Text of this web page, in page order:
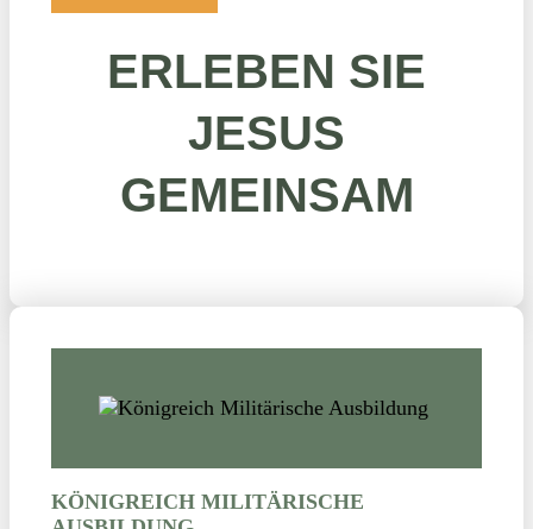
ERLEBEN SIE
JESUS
GEMEINSAM
KÖNIGREICH MILITÄRISCHE